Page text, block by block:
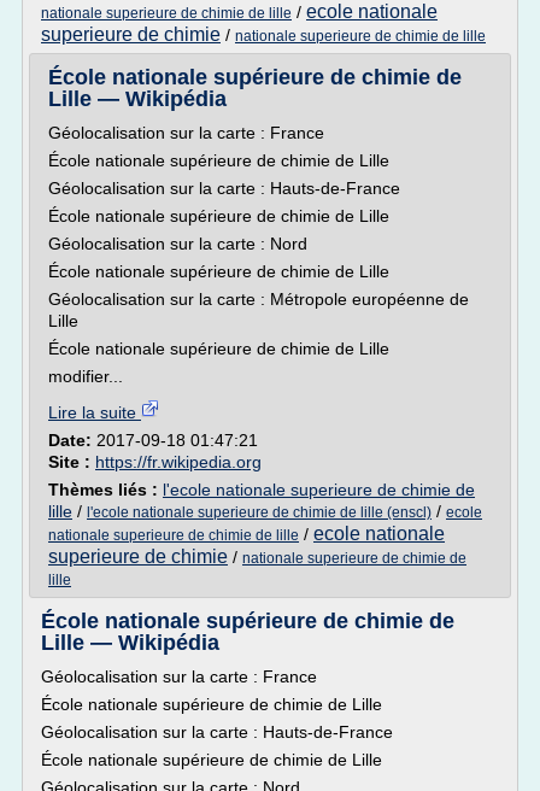
nationale superieure de chimie de lille / ecole nationale
superieure de chimie / nationale superieure de chimie de lille
École nationale supérieure de chimie de
Lille — Wikipédia
Géolocalisation sur la carte : France
École nationale supérieure de chimie de Lille
Géolocalisation sur la carte : Hauts-de-France
École nationale supérieure de chimie de Lille
Géolocalisation sur la carte : Nord
École nationale supérieure de chimie de Lille
Géolocalisation sur la carte : Métropole européenne de
Lille
École nationale supérieure de chimie de Lille
modifier...
Lire la suite
Date: 2017-09-18 01:47:21
Site : https://fr.wikipedia.org
Thèmes liés : l'ecole nationale superieure de chimie de
lille / l'ecole nationale superieure de chimie de lille (enscl) / ecole
nationale superieure de chimie de lille / ecole nationale
superieure de chimie / nationale superieure de chimie de
lille
École nationale supérieure de chimie de
Lille — Wikipédia
Géolocalisation sur la carte : France
École nationale supérieure de chimie de Lille
Géolocalisation sur la carte : Hauts-de-France
École nationale supérieure de chimie de Lille